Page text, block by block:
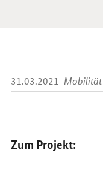
31.03.2021 Mobilität
uns
im
Zum Projekt: